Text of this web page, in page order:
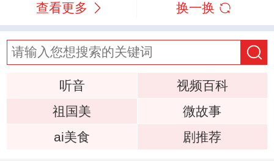
查看更多 换一换
听音
视频百科
祖国美
微故事
ai美食
剧推荐